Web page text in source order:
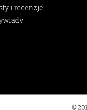
i recenzje
©